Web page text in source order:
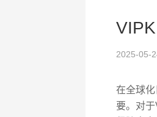
2025-05-
在全球
要。对